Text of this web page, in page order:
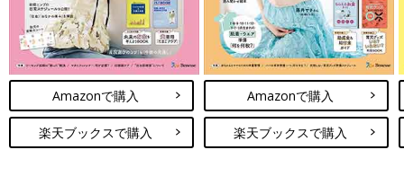
Amazonで購入
楽天ブックスで購入
Amazonで購入
楽天ブックスで購入